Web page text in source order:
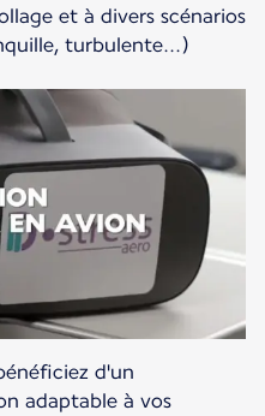
et à divers scénarios
turbulente...)
d'un
adaptable à vos